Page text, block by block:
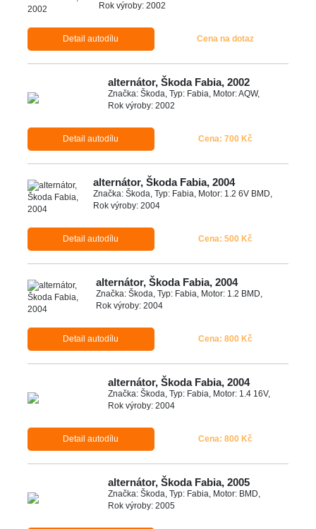
Rok výroby: 2002
Detail autodílu Cena na dotaz
alternátor, Škoda Fabia, 2002
Značka: Škoda, Typ: Fabia, Motor: AQW,
Rok výroby: 2002
Detail autodílu Cena: 700 Kč
alternátor, Škoda Fabia, 2004
Značka: Škoda, Typ: Fabia, Motor: 1.2 6V BMD,
Rok výroby: 2004
Detail autodílu Cena: 500 Kč
alternátor, Škoda Fabia, 2004
Značka: Škoda, Typ: Fabia, Motor: 1.2 BMD,
Rok výroby: 2004
Detail autodílu Cena: 800 Kč
alternátor, Škoda Fabia, 2004
Značka: Škoda, Typ: Fabia, Motor: 1.4 16V,
Rok výroby: 2004
Detail autodílu Cena: 800 Kč
alternátor, Škoda Fabia, 2005
Značka: Škoda, Typ: Fabia, Motor: BMD,
Rok výroby: 2005